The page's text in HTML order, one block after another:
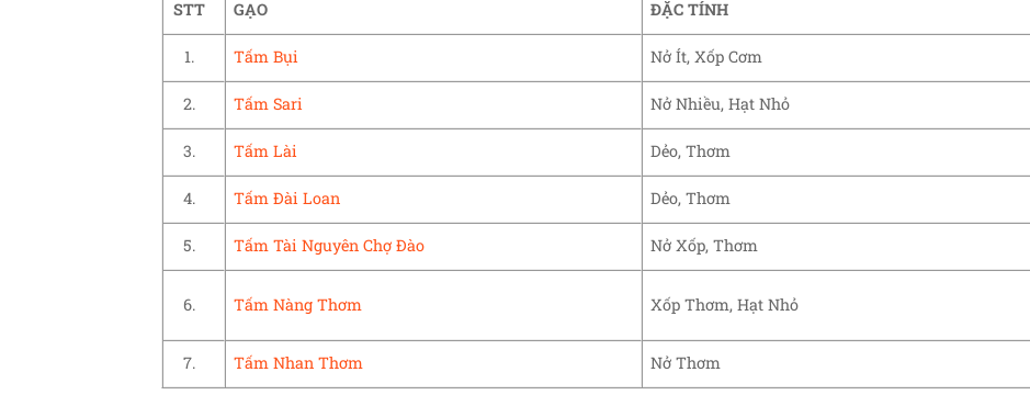
STT GẠO ĐẶC TÍNH
1. Tấm Bụi Nở Ít, Xốp Cơm
2. Tấm Sari Nở Nhiều, Hạt Nhỏ
3. Tấm Lài Dẻo, Thơm
4. Tấm Đài Loan Dẻo, Thơm
5. Tấm Tài Nguyên Chợ Đào Nở Xốp, Thơm
6. Tấm Nàng Thơm Xốp Thơm, Hạt Nhỏ
7. Tấm Nhan Thơm Nở Thơm